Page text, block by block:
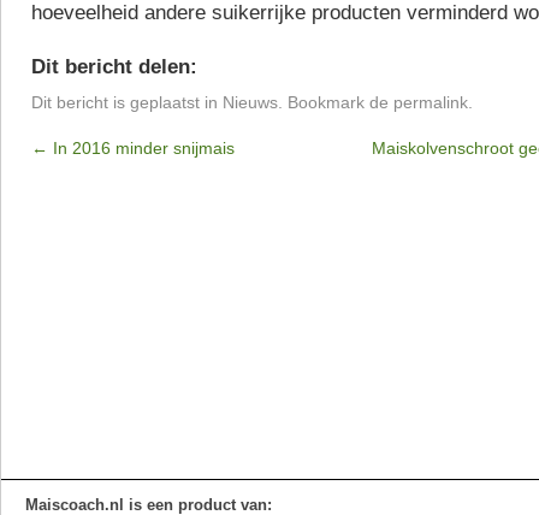
hoeveelheid andere suikerrijke producten verminderd
Dit bericht delen:
Dit bericht is geplaatst in Nieuws . Bookmark de permalink
← In 2016 minder snijmais Maiskolvenschroot
Maiscoach.nl is een product van: